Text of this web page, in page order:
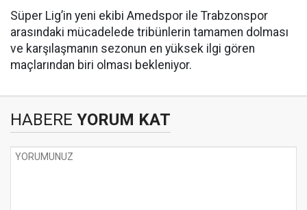
Süper Lig’in yeni ekibi Amedspor ile Trabzonspor
arasındaki mücadelede tribünlerin tamamen dolması
ve karşılaşmanın sezonun en yüksek ilgi gören
maçlarından biri olması bekleniyor.
HABERE YORUM KAT